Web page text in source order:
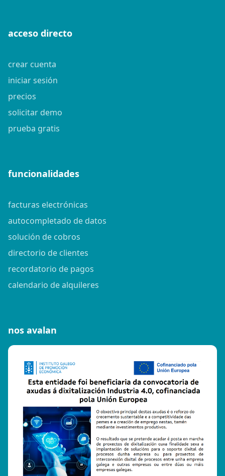
acceso directo
crear cuenta
iniciar sesión
precios
solicitar demo
prueba gratis
funcionalidades
facturas electrónicas
autocompletado de datos
solución de cobros
directorio de clientes
recordatorio de pagos
calendario de alquileres
nos avalan